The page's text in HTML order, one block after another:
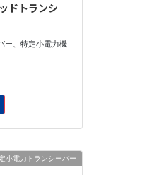
ドトランシ
ー、特定小電力機
小電力トランシーバー